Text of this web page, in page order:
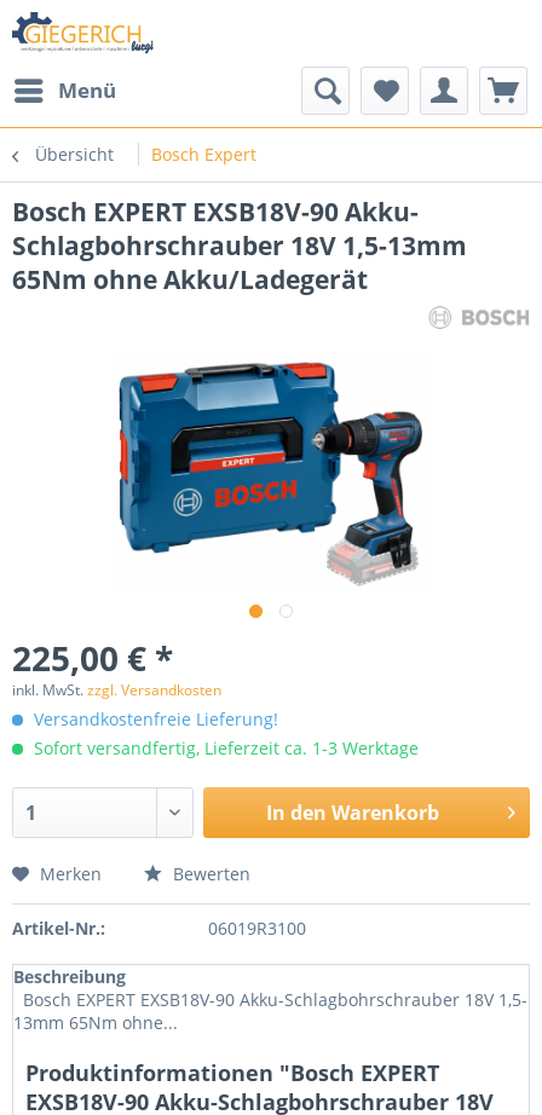
Menü
Übersicht Bosch Expert
Bosch EXPERT EXSB18V-90 Akku-
Schlagbohrschrauber 18V 1,5-13mm
65Nm ohne Akku/Ladegerät
225,00 € *
inkl. MwSt.zzgl. Versandkosten
Versandkostenfreie Lieferung!
Sofort versandfertig, Lieferzeit ca. 1-3 Werktage
In den Warenkorb
Merken Bewerten
Artikel-Nr.: 06019R3100
Beschreibung
Bosch EXPERT EXSB18V-90 Akku-Schlagbohrschrauber 18V 1,5-
13mm 65Nm ohne...
Produktinformationen "Bosch EXPERT
EXSB18V-90 Akku-Schlagbohrschrauber 18V